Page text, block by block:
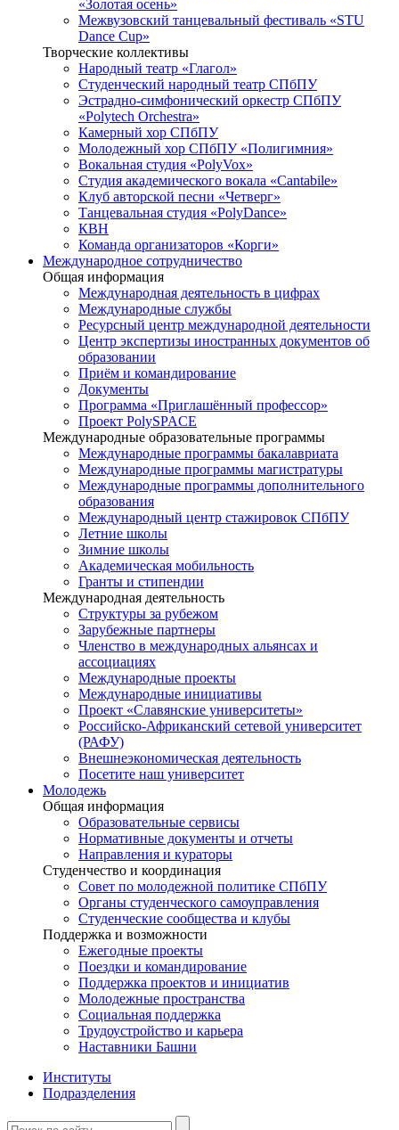
«Золотая осень»
Межвузовский танцевальный фестиваль «STU
Dance Cup»
Творческие коллективы
Народный театр «Глагол»
Студенческий народный театр СПбПУ
Эстрадно-симфонический оркестр СПбПУ
«Polytech Orchestra»
Камерный хор СПбПУ
Молодежный хор СПбПУ «Полигимния»
Вокальная студия «PolyVox»
Студия академического вокала «Cantabile»
Клуб авторской песни «Четверг»
Танцевальная студия «PolyDance»
КВН
Команда организаторов «Корги»
Международное сотрудничество
Общая информация
Международная деятельность в цифрах
Международные службы
Ресурсный центр международной деятельности
Центр экспертизы иностранных документов об
образовании
Приём и командирование
Документы
Программа «Приглашённый профессор»
Проект PolySPACE
Международные образовательные программы
Международные программы бакалавриата
Международные программы магистратуры
Международные программы дополнительного
образования
Международный центр стажировок СПбПУ
Летние школы
Зимние школы
Академическая мобильность
Гранты и стипендии
Международная деятельность
Структуры за рубежом
Зарубежные партнеры
Членство в международных альянсах и
ассоциациях
Международные проекты
Международные инициативы
Проект «Славянские университеты»
Российско-Африканский сетевой университет
(РАФУ)
Внешнеэкономическая деятельность
Посетите наш университет
Молодежь
Общая информация
Образовательные сервисы
Нормативные документы и отчеты
Направления и кураторы
Студенчество и координация
Совет по молодежной политике СПбПУ
Органы студенческого самоуправления
Студенческие сообщества и клубы
Поддержка и возможности
Ежегодные проекты
Поездки и командирование
Поддержка проектов и инициатив
Молодежные пространства
Социальная поддержка
Трудоустройство и карьера
Наставники Башни
Институты
Подразделения